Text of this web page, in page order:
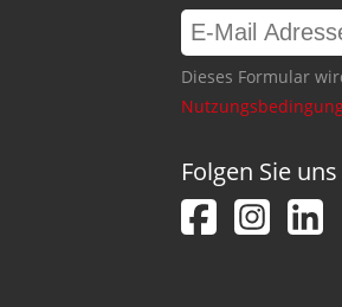
Dieses Formular
Folgen Sie